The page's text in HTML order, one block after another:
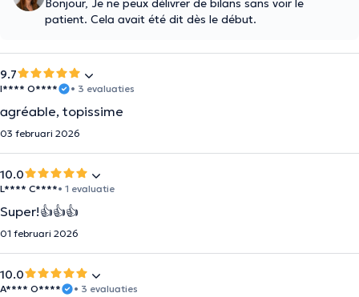
Bonjour, Je ne peux délivrer de bilans sans voir le
patient. Cela avait été dit dès le début.
9.7
I**** O**** • 3 evaluaties
agréable, topissime
03 februari 2026
10.0
L**** C****• 1 evaluatie
Super!👍👍👍
01 februari 2026
10.0
A**** O**** • 3 evaluaties